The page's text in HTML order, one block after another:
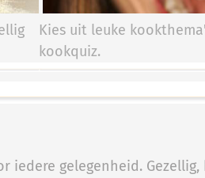
Kies uit leuke
kookquiz.
iedere gelegenheid.